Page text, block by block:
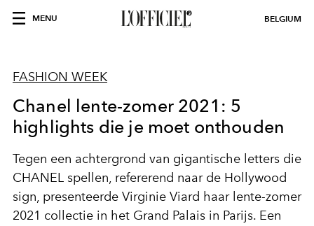
MENU BELGIUM
FASHION WEEK
Chanel lente-zomer 2021: 5
highlights die je moet onthouden
Tegen een achtergrond van gigantische letters die
CHANEL spellen, refererend naar de Hollywood
sign, presenteerde Virginie Viard haar lente-zomer
2021 collectie in het Grand Palais in Parijs. Een